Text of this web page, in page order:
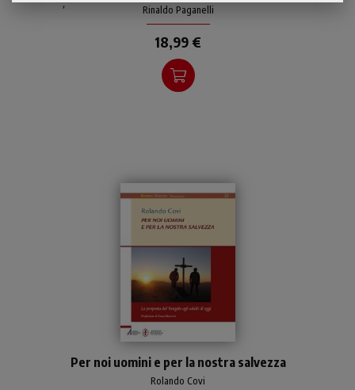
questo libro indica una se
,
Rinaldo Paganelli
18,99 €
la Chiesa oggi è: come
raggiungere l'adulto? Ecco
Per noi uomini e per la nostra salvezza
Rolando Covi